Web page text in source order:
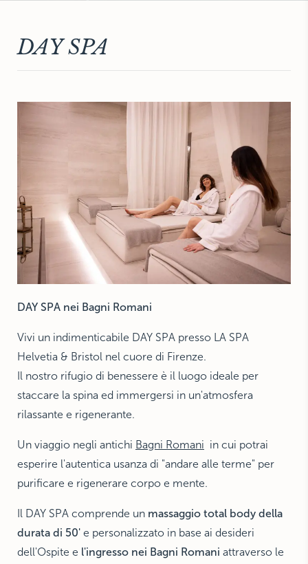
DAY SPA
DAY SPA nei Bagni Romani
Vivi un indimenticabile DAY SPA presso LA SPA
Helvetia & Bristol nel cuore di Firenze.
Il nostro rifugio di benessere è il luogo ideale per
staccare la spina ed immergersi in un'atmosfera
rilassante e rigenerante.
Un viaggio negli antichi Bagni Romani in cui potrai
esperire l'autentica usanza di "andare alle terme" per
purificare e rigenerare corpo e mente.
Il DAY SPA comprende un massaggio total body della
durata di 50' e personalizzato in base ai desideri
dell'Ospite e l'ingresso nei Bagni Romani attraverso le